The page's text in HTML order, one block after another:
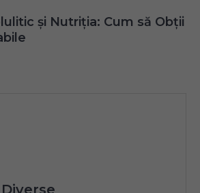
și Nutriția: Cum să Obții